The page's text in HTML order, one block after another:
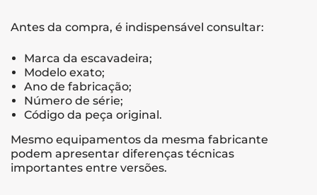
Antes da compra, é indispensável consultar:
Marca da escavadeira;
Modelo exato;
Ano de fabricação;
Número de série;
Código da peça original.
Mesmo equipamentos da mesma fabricante
podem apresentar diferenças técnicas
importantes entre versões.